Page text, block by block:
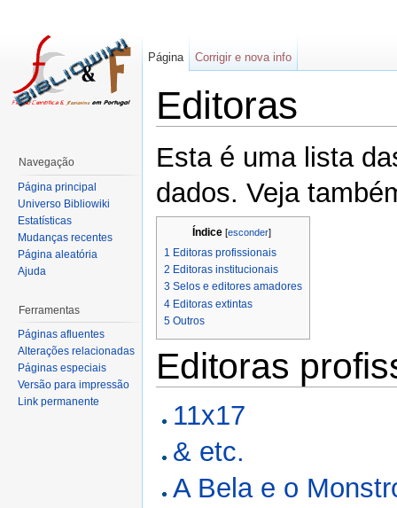
Editoras
Esta é uma lista
dados. Veja
Índice [esconder]
1 Editoras profissionais
2 Editoras institucionais
3 Selos e editores amadores
4 Editoras extintas
5 Outros
Editoras
11x17
& etc.
A Bela e o
Página Corrigir e nova info
Navegação
Página principal
Universo Bibliowiki
Estatísticas
Mudanças recentes
Página aleatória
Ajuda
Ferramentas
Páginas afluentes
Alterações relacionadas
Páginas especiais
Versão para impressão
Link permanente